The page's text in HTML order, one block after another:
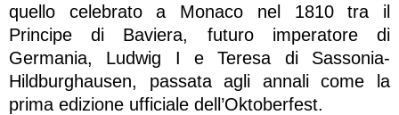
quello celebrato a Monaco nel 1810 tra il
Principe di Baviera, futuro imperatore di
Germania, Ludwig I e Teresa di Sassonia-
Hildburghausen, passata agli annali come la
prima edizione ufficiale dell’Oktoberfest.